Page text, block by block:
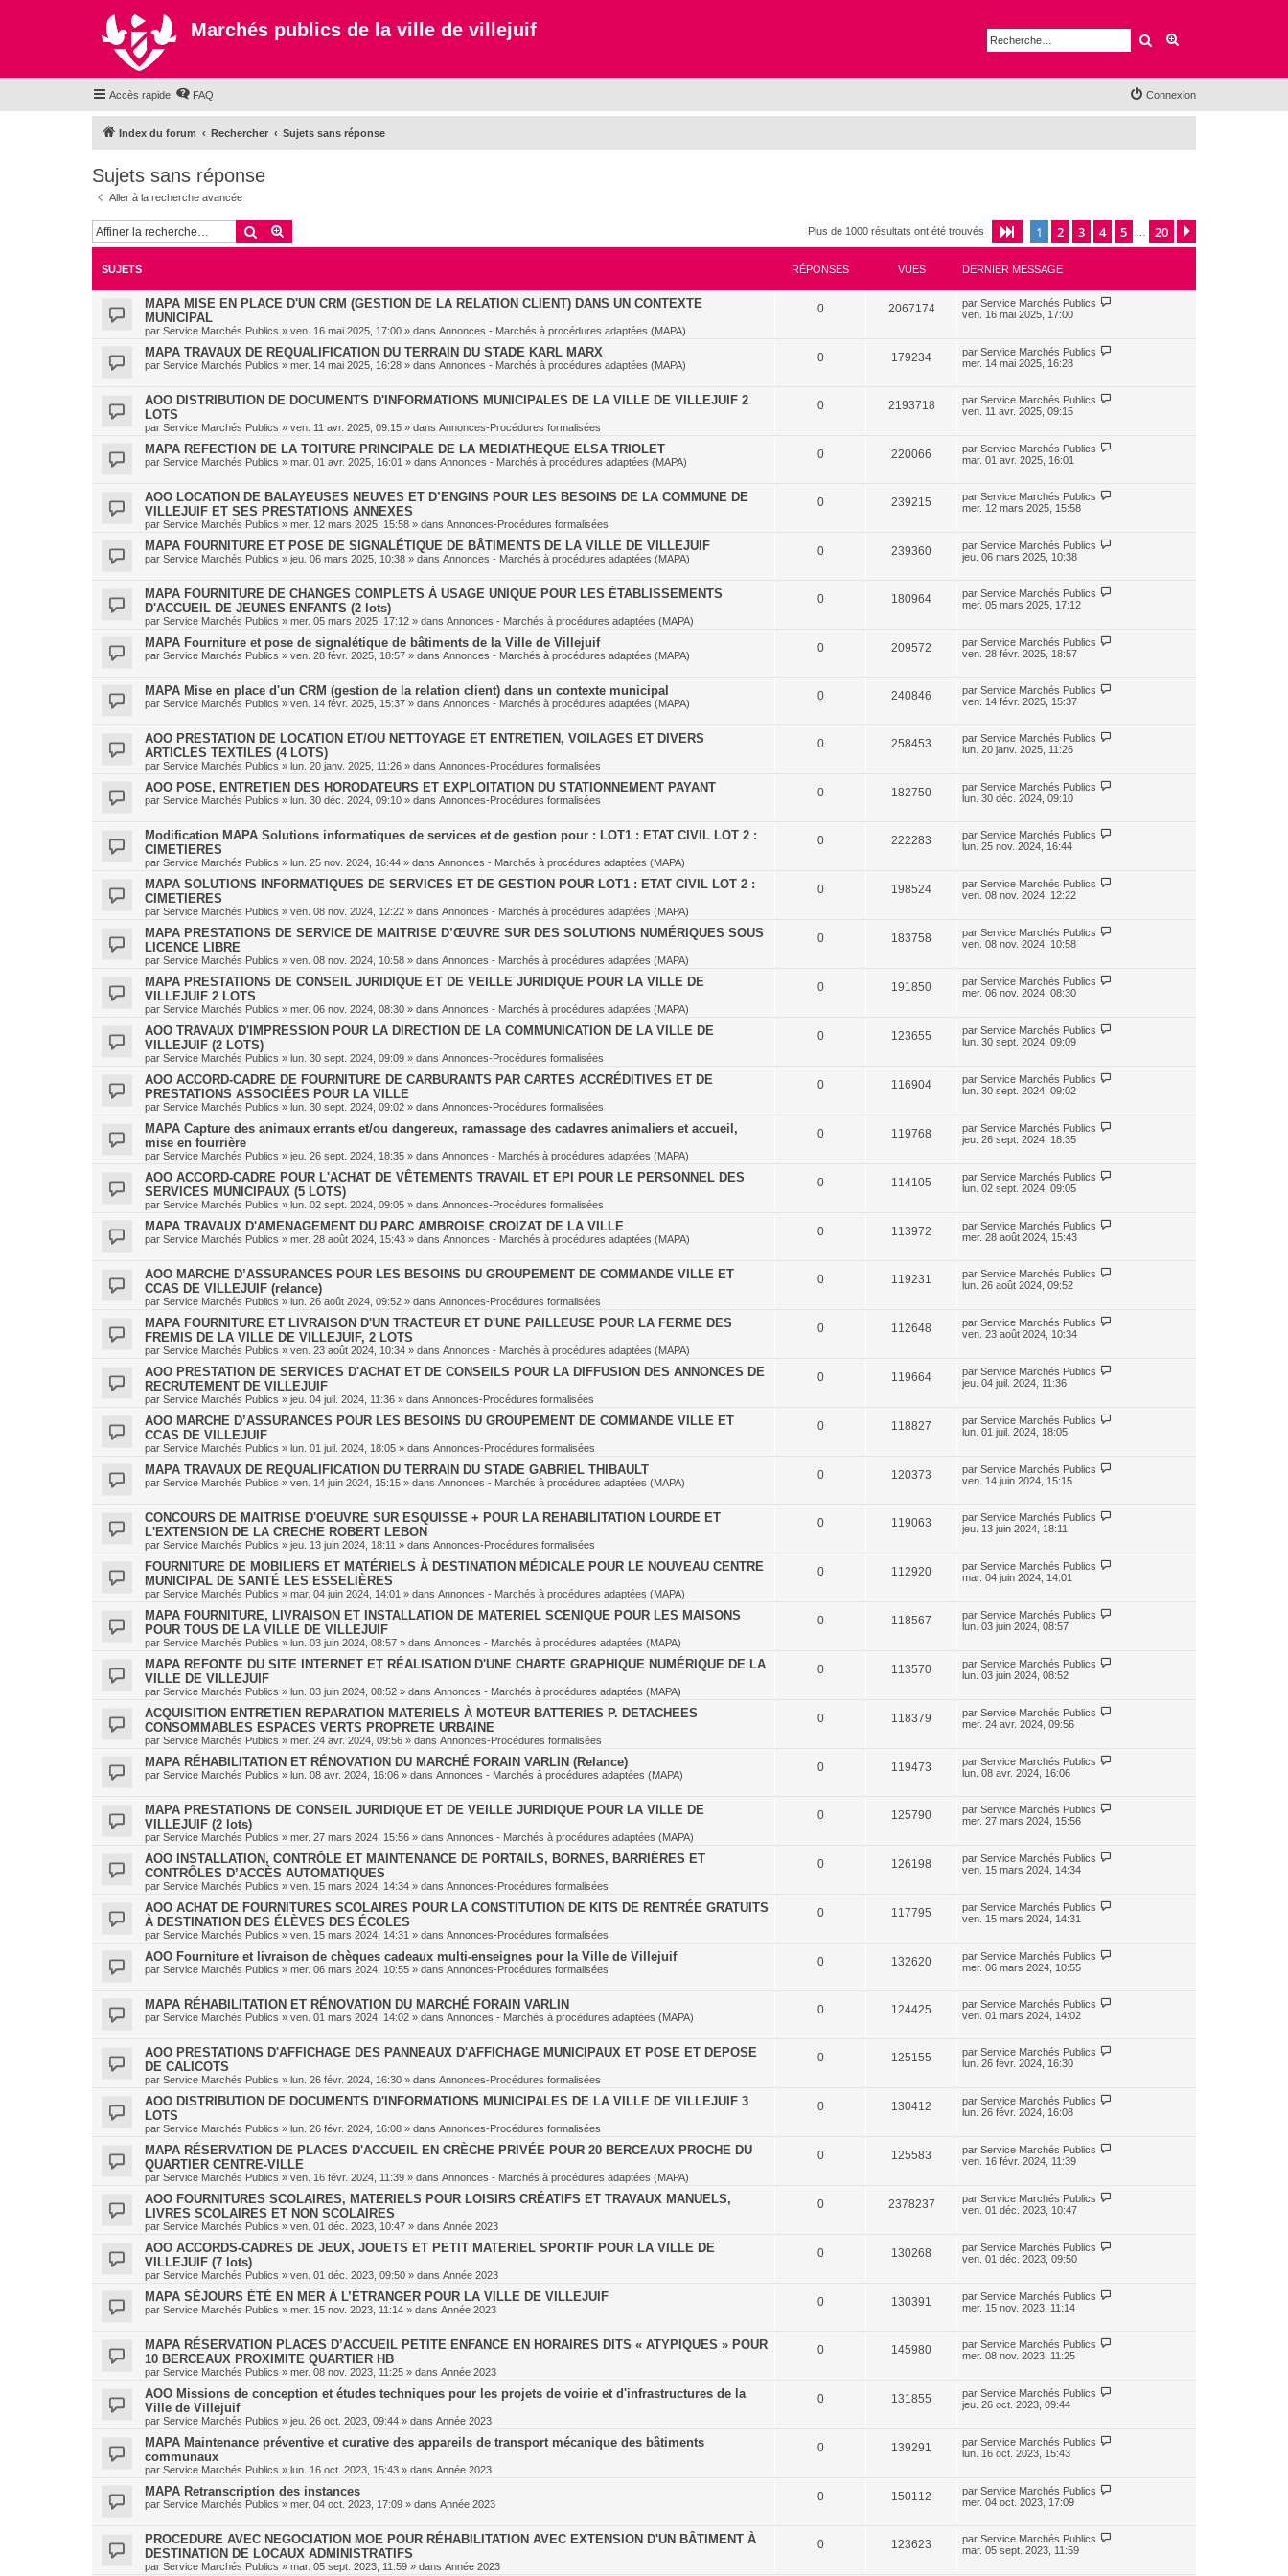
Marchés publics de la ville de villejuif Rechercher
Accès rapide FAQ Connexion
Index du forum Rechercher Sujets sans réponse
Sujets sans réponse
Aller à la recherche avancée
Rechercher Plus de 1000 résultats ont été trouvés Page sur20
1 2 3 4 5 20
SUJETS RÉPONSES VUES DERNIER MESSAGE
MAPA MISE EN PLACE D'UN CRM (GESTION DE LA RELATION CLIENT) DANS UN CONTEXTE
MUNICIPAL
par Service Marchés Publics » ven. 16 mai 2025, 17:00 » dans Annonces - Marchés à procédures adaptées (MAPA)
0 2067174 par Service Marchés Publics
ven. 16 mai 2025, 17:00
MAPA TRAVAUX DE REQUALIFICATION DU TERRAIN DU STADE KARL MARX
par Service Marchés Publics » mer. 14 mai 2025, 16:28 » dans Annonces - Marchés à procédures adaptées (MAPA)
0 179234 par Service Marchés Publics
mer. 14 mai 2025, 16:28
AOO DISTRIBUTION DE DOCUMENTS D'INFORMATIONS MUNICIPALES DE LA VILLE DE VILLEJUIF 2
LOTS
par Service Marchés Publics » ven. 11 avr. 2025, 09:15 » dans Annonces-Procédures formalisées
0 2193718 par Service Marchés Publics
ven. 11 avr. 2025, 09:15
MAPA REFECTION DE LA TOITURE PRINCIPALE DE LA MEDIATHEQUE ELSA TRIOLET
par Service Marchés Publics » mar. 01 avr. 2025, 16:01 » dans Annonces - Marchés à procédures adaptées (MAPA)
0 220066 par Service Marchés Publics
mar. 01 avr. 2025, 16:01
AOO LOCATION DE BALAYEUSES NEUVES ET D’ENGINS POUR LES BESOINS DE LA COMMUNE DE
VILLEJUIF ET SES PRESTATIONS ANNEXES
par Service Marchés Publics » mer. 12 mars 2025, 15:58 » dans Annonces-Procédures formalisées
0 239215 par Service Marchés Publics
mer. 12 mars 2025, 15:58
MAPA FOURNITURE ET POSE DE SIGNALÉTIQUE DE BÂTIMENTS DE LA VILLE DE VILLEJUIF
par Service Marchés Publics » jeu. 06 mars 2025, 10:38 » dans Annonces - Marchés à procédures adaptées (MAPA)
0 239360 par Service Marchés Publics
jeu. 06 mars 2025, 10:38
MAPA FOURNITURE DE CHANGES COMPLETS À USAGE UNIQUE POUR LES ÉTABLISSEMENTS
D'ACCUEIL DE JEUNES ENFANTS (2 lots)
par Service Marchés Publics » mer. 05 mars 2025, 17:12 » dans Annonces - Marchés à procédures adaptées (MAPA)
0 180964 par Service Marchés Publics
mer. 05 mars 2025, 17:12
MAPA Fourniture et pose de signalétique de bâtiments de la Ville de Villejuif
par Service Marchés Publics » ven. 28 févr. 2025, 18:57 » dans Annonces - Marchés à procédures adaptées (MAPA)
0 209572 par Service Marchés Publics
ven. 28 févr. 2025, 18:57
MAPA Mise en place d'un CRM (gestion de la relation client) dans un contexte municipal
par Service Marchés Publics » ven. 14 févr. 2025, 15:37 » dans Annonces - Marchés à procédures adaptées (MAPA)
0 240846 par Service Marchés Publics
ven. 14 févr. 2025, 15:37
AOO PRESTATION DE LOCATION ET/OU NETTOYAGE ET ENTRETIEN, VOILAGES ET DIVERS
ARTICLES TEXTILES (4 LOTS)
par Service Marchés Publics » lun. 20 janv. 2025, 11:26 » dans Annonces-Procédures formalisées
0 258453 par Service Marchés Publics
lun. 20 janv. 2025, 11:26
AOO POSE, ENTRETIEN DES HORODATEURS ET EXPLOITATION DU STATIONNEMENT PAYANT
par Service Marchés Publics » lun. 30 déc. 2024, 09:10 » dans Annonces-Procédures formalisées
0 182750 par Service Marchés Publics
lun. 30 déc. 2024, 09:10
Modification MAPA Solutions informatiques de services et de gestion pour : LOT1 : ETAT CIVIL LOT 2 :
CIMETIERES
par Service Marchés Publics » lun. 25 nov. 2024, 16:44 » dans Annonces - Marchés à procédures adaptées (MAPA)
0 222283 par Service Marchés Publics
lun. 25 nov. 2024, 16:44
MAPA SOLUTIONS INFORMATIQUES DE SERVICES ET DE GESTION POUR LOT1 : ETAT CIVIL LOT 2 :
CIMETIERES
par Service Marchés Publics » ven. 08 nov. 2024, 12:22 » dans Annonces - Marchés à procédures adaptées (MAPA)
0 198524 par Service Marchés Publics
ven. 08 nov. 2024, 12:22
MAPA PRESTATIONS DE SERVICE DE MAITRISE D’ŒUVRE SUR DES SOLUTIONS NUMÉRIQUES SOUS
LICENCE LIBRE
par Service Marchés Publics » ven. 08 nov. 2024, 10:58 » dans Annonces - Marchés à procédures adaptées (MAPA)
0 183758 par Service Marchés Publics
ven. 08 nov. 2024, 10:58
MAPA PRESTATIONS DE CONSEIL JURIDIQUE ET DE VEILLE JURIDIQUE POUR LA VILLE DE
VILLEJUIF 2 LOTS
par Service Marchés Publics » mer. 06 nov. 2024, 08:30 » dans Annonces - Marchés à procédures adaptées (MAPA)
0 191850 par Service Marchés Publics
mer. 06 nov. 2024, 08:30
AOO TRAVAUX D'IMPRESSION POUR LA DIRECTION DE LA COMMUNICATION DE LA VILLE DE
VILLEJUIF (2 LOTS)
par Service Marchés Publics » lun. 30 sept. 2024, 09:09 » dans Annonces-Procédures formalisées
0 123655 par Service Marchés Publics
lun. 30 sept. 2024, 09:09
AOO ACCORD-CADRE DE FOURNITURE DE CARBURANTS PAR CARTES ACCRÉDITIVES ET DE
PRESTATIONS ASSOCIÉES POUR LA VILLE
par Service Marchés Publics » lun. 30 sept. 2024, 09:02 » dans Annonces-Procédures formalisées
0 116904 par Service Marchés Publics
lun. 30 sept. 2024, 09:02
MAPA Capture des animaux errants et/ou dangereux, ramassage des cadavres animaliers et accueil,
mise en fourrière
par Service Marchés Publics » jeu. 26 sept. 2024, 18:35 » dans Annonces - Marchés à procédures adaptées (MAPA)
0 119768 par Service Marchés Publics
jeu. 26 sept. 2024, 18:35
AOO ACCORD-CADRE POUR L'ACHAT DE VÊTEMENTS TRAVAIL ET EPI POUR LE PERSONNEL DES
SERVICES MUNICIPAUX (5 LOTS)
par Service Marchés Publics » lun. 02 sept. 2024, 09:05 » dans Annonces-Procédures formalisées
0 114105 par Service Marchés Publics
lun. 02 sept. 2024, 09:05
MAPA TRAVAUX D'AMENAGEMENT DU PARC AMBROISE CROIZAT DE LA VILLE
par Service Marchés Publics » mer. 28 août 2024, 15:43 » dans Annonces - Marchés à procédures adaptées (MAPA)
0 113972 par Service Marchés Publics
mer. 28 août 2024, 15:43
AOO MARCHE D’ASSURANCES POUR LES BESOINS DU GROUPEMENT DE COMMANDE VILLE ET
CCAS DE VILLEJUIF (relance)
par Service Marchés Publics » lun. 26 août 2024, 09:52 » dans Annonces-Procédures formalisées
0 119231 par Service Marchés Publics
lun. 26 août 2024, 09:52
MAPA FOURNITURE ET LIVRAISON D'UN TRACTEUR ET D'UNE PAILLEUSE POUR LA FERME DES
FREMIS DE LA VILLE DE VILLEJUIF, 2 LOTS
par Service Marchés Publics » ven. 23 août 2024, 10:34 » dans Annonces - Marchés à procédures adaptées (MAPA)
0 112648 par Service Marchés Publics
ven. 23 août 2024, 10:34
AOO PRESTATION DE SERVICES D'ACHAT ET DE CONSEILS POUR LA DIFFUSION DES ANNONCES DE
RECRUTEMENT DE VILLEJUIF
par Service Marchés Publics » jeu. 04 juil. 2024, 11:36 » dans Annonces-Procédures formalisées
0 119664 par Service Marchés Publics
jeu. 04 juil. 2024, 11:36
AOO MARCHE D’ASSURANCES POUR LES BESOINS DU GROUPEMENT DE COMMANDE VILLE ET
CCAS DE VILLEJUIF
par Service Marchés Publics » lun. 01 juil. 2024, 18:05 » dans Annonces-Procédures formalisées
0 118827 par Service Marchés Publics
lun. 01 juil. 2024, 18:05
MAPA TRAVAUX DE REQUALIFICATION DU TERRAIN DU STADE GABRIEL THIBAULT
par Service Marchés Publics » ven. 14 juin 2024, 15:15 » dans Annonces - Marchés à procédures adaptées (MAPA)
0 120373 par Service Marchés Publics
ven. 14 juin 2024, 15:15
CONCOURS DE MAITRISE D'OEUVRE SUR ESQUISSE + POUR LA REHABILITATION LOURDE ET
L'EXTENSION DE LA CRECHE ROBERT LEBON
par Service Marchés Publics » jeu. 13 juin 2024, 18:11 » dans Annonces-Procédures formalisées
0 119063 par Service Marchés Publics
jeu. 13 juin 2024, 18:11
FOURNITURE DE MOBILIERS ET MATÉRIELS À DESTINATION MÉDICALE POUR LE NOUVEAU CENTRE
MUNICIPAL DE SANTÉ LES ESSELIÈRES
par Service Marchés Publics » mar. 04 juin 2024, 14:01 » dans Annonces - Marchés à procédures adaptées (MAPA)
0 112920 par Service Marchés Publics
mar. 04 juin 2024, 14:01
MAPA FOURNITURE, LIVRAISON ET INSTALLATION DE MATERIEL SCENIQUE POUR LES MAISONS
POUR TOUS DE LA VILLE DE VILLEJUIF
par Service Marchés Publics » lun. 03 juin 2024, 08:57 » dans Annonces - Marchés à procédures adaptées (MAPA)
0 118567 par Service Marchés Publics
lun. 03 juin 2024, 08:57
MAPA REFONTE DU SITE INTERNET ET RÉALISATION D'UNE CHARTE GRAPHIQUE NUMÉRIQUE DE LA
VILLE DE VILLEJUIF
par Service Marchés Publics » lun. 03 juin 2024, 08:52 » dans Annonces - Marchés à procédures adaptées (MAPA)
0 113570 par Service Marchés Publics
lun. 03 juin 2024, 08:52
ACQUISITION ENTRETIEN REPARATION MATERIELS À MOTEUR BATTERIES P. DETACHEES
CONSOMMABLES ESPACES VERTS PROPRETE URBAINE
par Service Marchés Publics » mer. 24 avr. 2024, 09:56 » dans Annonces-Procédures formalisées
0 118379 par Service Marchés Publics
mer. 24 avr. 2024, 09:56
MAPA RÉHABILITATION ET RÉNOVATION DU MARCHÉ FORAIN VARLIN (Relance)
par Service Marchés Publics » lun. 08 avr. 2024, 16:06 » dans Annonces - Marchés à procédures adaptées (MAPA)
0 119473 par Service Marchés Publics
lun. 08 avr. 2024, 16:06
MAPA PRESTATIONS DE CONSEIL JURIDIQUE ET DE VEILLE JURIDIQUE POUR LA VILLE DE
VILLEJUIF (2 lots)
par Service Marchés Publics » mer. 27 mars 2024, 15:56 » dans Annonces - Marchés à procédures adaptées (MAPA)
0 125790 par Service Marchés Publics
mer. 27 mars 2024, 15:56
AOO INSTALLATION, CONTRÔLE ET MAINTENANCE DE PORTAILS, BORNES, BARRIÈRES ET
CONTRÔLES D’ACCÈS AUTOMATIQUES
par Service Marchés Publics » ven. 15 mars 2024, 14:34 » dans Annonces-Procédures formalisées
0 126198 par Service Marchés Publics
ven. 15 mars 2024, 14:34
AOO ACHAT DE FOURNITURES SCOLAIRES POUR LA CONSTITUTION DE KITS DE RENTRÉE GRATUITS
À DESTINATION DES ÉLÈVES DES ÉCOLES
par Service Marchés Publics » ven. 15 mars 2024, 14:31 » dans Annonces-Procédures formalisées
0 117795 par Service Marchés Publics
ven. 15 mars 2024, 14:31
AOO Fourniture et livraison de chèques cadeaux multi-enseignes pour la Ville de Villejuif
par Service Marchés Publics » mer. 06 mars 2024, 10:55 » dans Annonces-Procédures formalisées
0 132620 par Service Marchés Publics
mer. 06 mars 2024, 10:55
MAPA RÉHABILITATION ET RÉNOVATION DU MARCHÉ FORAIN VARLIN
par Service Marchés Publics » ven. 01 mars 2024, 14:02 » dans Annonces - Marchés à procédures adaptées (MAPA)
0 124425 par Service Marchés Publics
ven. 01 mars 2024, 14:02
AOO PRESTATIONS D'AFFICHAGE DES PANNEAUX D'AFFICHAGE MUNICIPAUX ET POSE ET DEPOSE
DE CALICOTS
par Service Marchés Publics » lun. 26 févr. 2024, 16:30 » dans Annonces-Procédures formalisées
0 125155 par Service Marchés Publics
lun. 26 févr. 2024, 16:30
AOO DISTRIBUTION DE DOCUMENTS D'INFORMATIONS MUNICIPALES DE LA VILLE DE VILLEJUIF 3
LOTS
par Service Marchés Publics » lun. 26 févr. 2024, 16:08 » dans Annonces-Procédures formalisées
0 130412 par Service Marchés Publics
lun. 26 févr. 2024, 16:08
MAPA RÉSERVATION DE PLACES D'ACCUEIL EN CRÈCHE PRIVÉE POUR 20 BERCEAUX PROCHE DU
QUARTIER CENTRE-VILLE
par Service Marchés Publics » ven. 16 févr. 2024, 11:39 » dans Annonces - Marchés à procédures adaptées (MAPA)
0 125583 par Service Marchés Publics
ven. 16 févr. 2024, 11:39
AOO FOURNITURES SCOLAIRES, MATERIELS POUR LOISIRS CRÉATIFS ET TRAVAUX MANUELS,
LIVRES SCOLAIRES ET NON SCOLAIRES
par Service Marchés Publics » ven. 01 déc. 2023, 10:47 » dans Année 2023
0 2378237 par Service Marchés Publics
ven. 01 déc. 2023, 10:47
AOO ACCORDS-CADRES DE JEUX, JOUETS ET PETIT MATERIEL SPORTIF POUR LA VILLE DE
VILLEJUIF (7 lots)
par Service Marchés Publics » ven. 01 déc. 2023, 09:50 » dans Année 2023
0 130268 par Service Marchés Publics
ven. 01 déc. 2023, 09:50
MAPA SÉJOURS ÉTÉ EN MER À L’ÉTRANGER POUR LA VILLE DE VILLEJUIF
par Service Marchés Publics » mer. 15 nov. 2023, 11:14 » dans Année 2023
0 130391 par Service Marchés Publics
mer. 15 nov. 2023, 11:14
MAPA RÉSERVATION PLACES D’ACCUEIL PETITE ENFANCE EN HORAIRES DITS « ATYPIQUES » POUR
10 BERCEAUX PROXIMITE QUARTIER HB
par Service Marchés Publics » mer. 08 nov. 2023, 11:25 » dans Année 2023
0 145980 par Service Marchés Publics
mer. 08 nov. 2023, 11:25
AOO Missions de conception et études techniques pour les projets de voirie et d'infrastructures de la
Ville de Villejuif
par Service Marchés Publics » jeu. 26 oct. 2023, 09:44 » dans Année 2023
0 131855 par Service Marchés Publics
jeu. 26 oct. 2023, 09:44
MAPA Maintenance préventive et curative des appareils de transport mécanique des bâtiments
communaux
par Service Marchés Publics » lun. 16 oct. 2023, 15:43 » dans Année 2023
0 139291 par Service Marchés Publics
lun. 16 oct. 2023, 15:43
MAPA Retranscription des instances
par Service Marchés Publics » mer. 04 oct. 2023, 17:09 » dans Année 2023
0 150112 par Service Marchés Publics
mer. 04 oct. 2023, 17:09
PROCEDURE AVEC NEGOCIATION MOE POUR RÉHABILITATION AVEC EXTENSION D'UN BÂTIMENT À
DESTINATION DE LOCAUX ADMINISTRATIFS
par Service Marchés Publics » mar. 05 sept. 2023, 11:59 » dans Année 2023
0 123623 par Service Marchés Publics
mar. 05 sept. 2023, 11:59